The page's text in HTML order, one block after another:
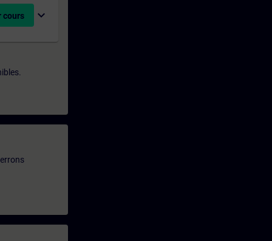
cours expand_more